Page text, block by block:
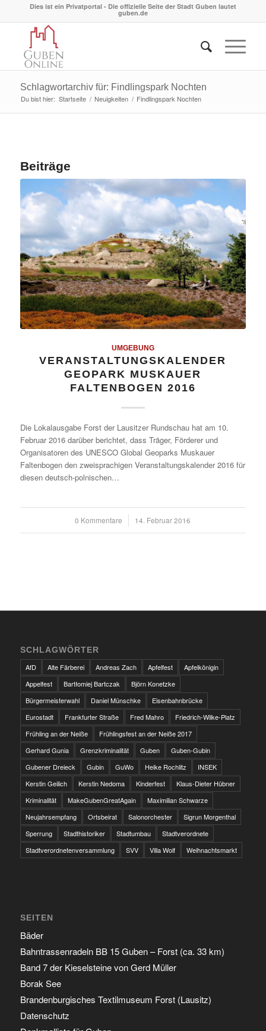
Dies ist ein Privatportal - Die offizielle Seite der Stadt Guben lautet
guben.de
Schlagwortarchiv für: Findlingspark Nochten
Du bist hier: Startseite / Neuigkeiten / Findlingspark Nochten
Beiträge
UMGEBUNG
VERANSTALTUNGSKALENDER
GEOPARK MUSKAUER
FALTENBOGEN 2016
Die Lokalausgabe Forst der Lausitzer Rundschau hat am 10.
Februar 2016 darüber berichtet, dass Träger, Förderer und
Organisatoren des UNESCO Global Geoparks Muskauer
Faltenbogen den zweisprachigen Veranstaltungskalender 2016 für
diesen deutsch-polnischen…
0 Kommentare
/ 14. Februar 2016
SCHLAGWÖRTER
AfD
Alte Färberei Andreas Zach Apfelfest
Apfelkönigin
Appelfest
Bartłomiej Bartczak
Björn Konetzke
Bürgermeisterwahl
Daniel Münschke
Eisenbahnbrücke
Eurostadt
Frankfurter Straße Fred Mahro
Friedrich-Wilke-Platz
Frühling an der Neiße
Frühlingsfest an der Neiße 2017
Gerhard Gunia
Grenzkriminalität Guben
Guben-Gubin
Gubener Dreieck
Gubin GuWo Heike Rochlitz
INSEK
Kerstin Geilich
Kerstin Nedoma Kinderfest
Klaus-Dieter Hübner
Kriminalität
MakeGubenGreatAgain
Maximilian Schwarze
Neujahrsempfang
Ortsbeirat Salonorchester
Sigrun Morgenthal
Sperrung
Stadthistoriker Stadtumbau
Stadtverordnete
Stadtverordnetenversammlung
SVV Villa Wolf Weihnachtsmarkt
SEITEN
Bäder
Bahntrassenradeln BB 15 Guben – Forst (ca. 33 km)
Band 7 der Kieselsteine von Gerd Müller
Borak See
Brandenburgisches Textilmuseum Forst (Lausitz)
Datenschutz